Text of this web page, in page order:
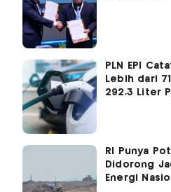
PLN EPI
Lebih dari
292,3 Liter
RI Punya
Didorong
Energi